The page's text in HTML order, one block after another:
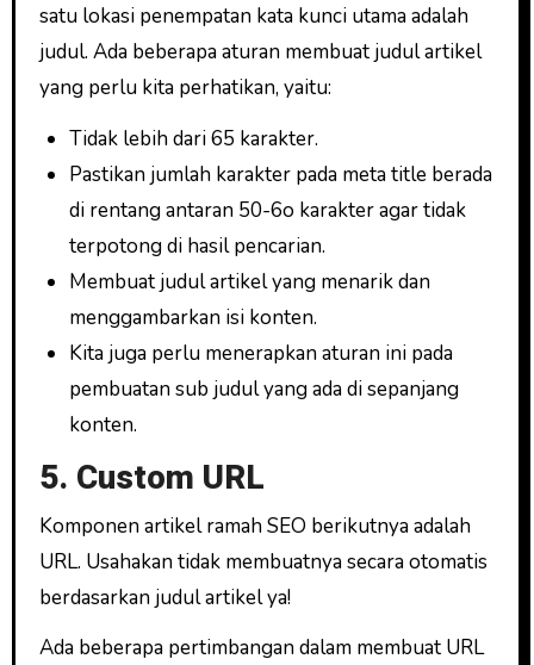
satu lokasi penempatan kata kunci utama adalah
judul. Ada beberapa aturan membuat judul artikel
yang perlu kita perhatikan, yaitu:
Tidak lebih dari 65 karakter.
Pastikan jumlah karakter pada meta title berada
di rentang antaran 50-6o karakter agar tidak
terpotong di hasil pencarian.
Membuat judul artikel yang menarik dan
menggambarkan isi konten.
Kita juga perlu menerapkan aturan ini pada
pembuatan sub judul yang ada di sepanjang
konten.
5. Custom URL
Komponen artikel ramah SEO berikutnya adalah
URL. Usahakan tidak membuatnya secara otomatis
berdasarkan judul artikel ya!
Ada beberapa pertimbangan dalam membuat URL